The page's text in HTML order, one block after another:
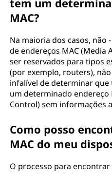
tem um
MAC?
Na maioria dos casos, não
de endereços MAC (Media
ser reservados para tipos
(por exemplo, routers),
infalível de determinar
um determinado endereço
Control) sem informações
Como posso
MAC do meu
O processo para